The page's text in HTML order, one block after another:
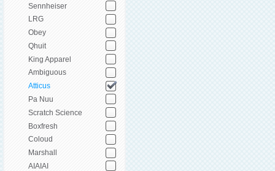
Sennheiser
LRG
Obey
Qhuit
King Apparel
Ambiguous
Atticus
Pa Nuu
Scratch Science
Boxfresh
Coloud
Marshall
AIAIAI